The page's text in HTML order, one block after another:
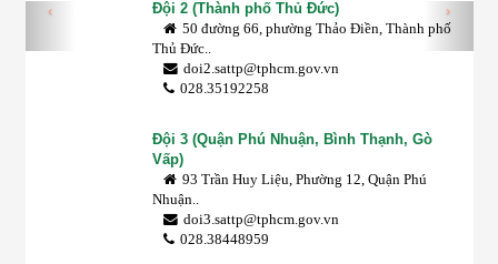
Đội 2 (Thành phố Thủ Đức)
50 đường 66, phường Thảo Điền, Thành phố
Thủ Đức..
doi2.sattp@tphcm.gov.vn
028.35192258
Đội 3 (Quận Phú Nhuận, Bình Thạnh, Gò
Vấp)
93 Trần Huy Liệu, Phường 12, Quận Phú
Nhuận..
doi3.sattp@tphcm.gov.vn
028.38448959
‹ ›